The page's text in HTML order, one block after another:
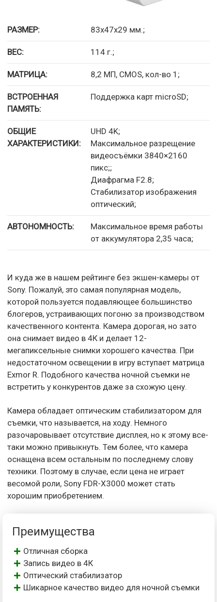
РАЗМЕР: 83x47x29 мм.;
ВЕС: 114 г.;
МАТРИЦА: 8,2 МП, CMOS, кол-во 1;
ВСТРОЕННАЯ
ПАМЯТЬ:
Поддержка карт microSD;
ОБЩИЕ
ХАРАКТЕРИСТИКИ:
UHD 4K;
Максимальное разрещение
видеосъёмки 3840×2160
пикс;;
Диафрагма F2.8;
Стабилизатор изображения
оптический;
АВТОНОМНОСТЬ:
Максимальное время работы
от аккумулятора 2,35 часа;
И куда же в нашем рейтинге без экшен-камеры от
Sony. Пожалуй, это самая популярная модель,
которой пользуется подавляющее большинство
блогеров, устраивающих погоню за производством
качественного контента. Камера дорогая, но зато
она снимает видео в 4К и делает 12-
мегапиксельные снимки хорошего качества. При
недостаточном освещении в игру вступает матрица
Exmor R. Подобного качества ночной съемки не
встретить у конкурентов даже за схожую цену.
Камера обладает оптическим стабилизатором для
съемки, что называется, на ходу. Немного
разочаровывает отсутствие дисплея, но к этому все-
таки можно привыкнуть. Тем более, что камера
оснащена всем остальным по последнему слову
техники. Поэтому в случае, если цена не играет
весомой роли, Sony FDR-X3000 может стать
хорошим приобретением.
Преимущества
Отличная сборка
Запись видео в 4К
Оптический стабилизатор
Шикарное качество видео для ночной съемки